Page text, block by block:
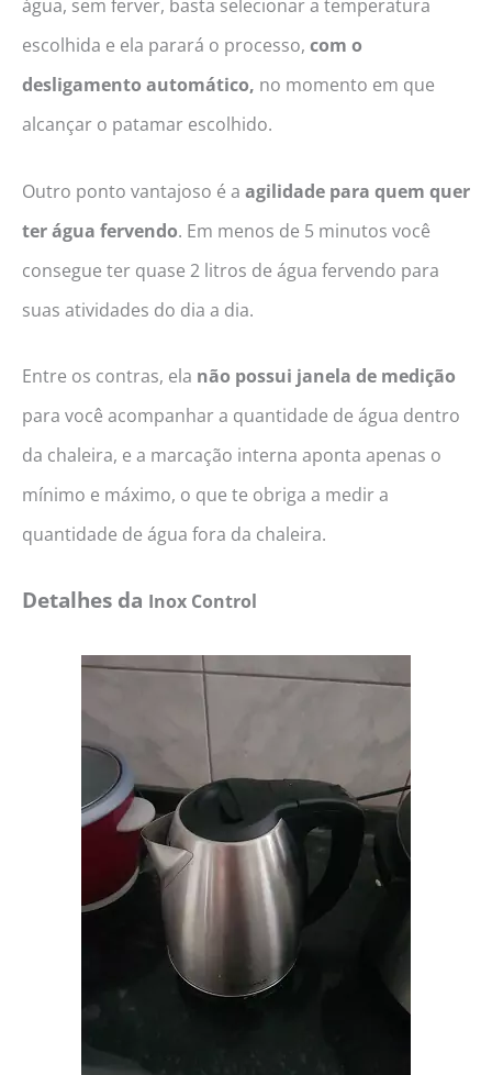
água, sem ferver, basta selecionar a temperatura
escolhida e ela parará o processo, com o
desligamento automático, no momento em que
alcançar o patamar escolhido.
Outro ponto vantajoso é a agilidade para quem quer
ter água fervendo. Em menos de 5 minutos você
consegue ter quase 2 litros de água fervendo para
suas atividades do dia a dia.
Entre os contras, ela não possui janela de medição
para você acompanhar a quantidade de água dentro
da chaleira, e a marcação interna aponta apenas o
mínimo e máximo, o que te obriga a medir a
quantidade de água fora da chaleira.
Detalhes da Inox Control